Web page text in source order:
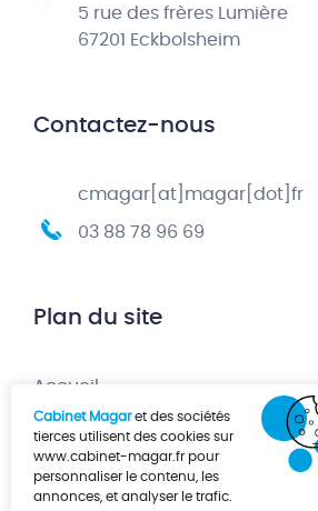
5 rue des frères Lumière
67201 Eckbolsheim
Contactez-nous
cmagar[at]magar[dot]fr
03 88 78 96 69
Plan du site
Accueil
Création d’entreprise
Développement d’entreprise
À propos
Cabinet Magaret des sociétés
tierces utilisent des cookies sur
www.cabinet-magar.frpour
personnaliser le contenu, les
annonces, et analyser le trafic.